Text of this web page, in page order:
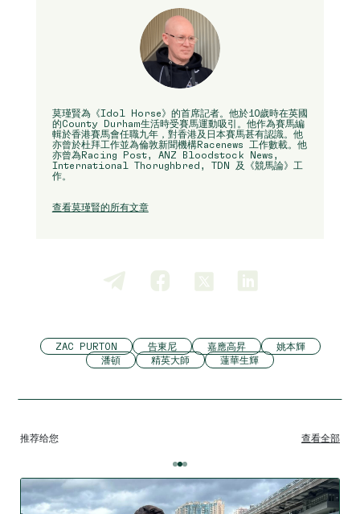
莫瑾賢為《Idol Horse》的首席記者。他於10歲時在英國
的County Durham生活時受賽馬運動吸引。他作為賽馬編
輯於香港賽馬會任職九年，對香港及日本賽馬甚有認識。他
亦曾於杜拜工作並為倫敦新聞機構Racenews 工作數載。他
亦曾為Racing Post, ANZ Bloodstock News,
International Thorughbred, TDN 及《競馬論》工
作。
查看莫瑾賢的所有文章
ZAC PURTON 告東尼 嘉應高昇
姚本輝
潘頓
精英大師 蓮華生輝
推荐给您 查看全部